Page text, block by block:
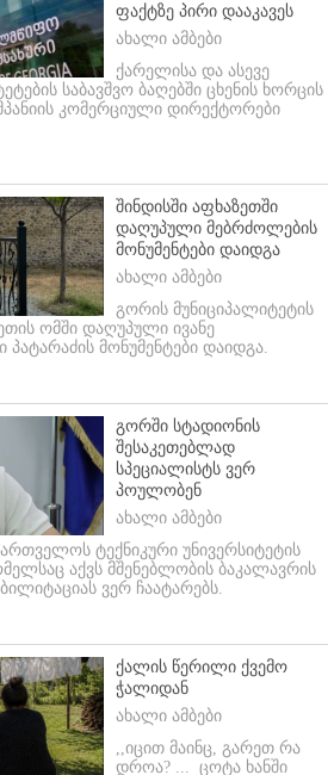
ფაქტზე პირი დააკავეს
ახალი ამბები
ქარელისა და ასევე
საბავშვო ბაღებში ცხენის ხორცის
კომერციული დირექტორები
შინდისში აფხაზეთში
დაღუპული მებრძოლების
მონუმენტები დაიდგა
ახალი ამბები
გორის მუნიციპალიტეტის
ომში დაღუპული ივანე
მონუმენტები დაიდგა.
გორში სტადიონის
შესაკეთებლად
სპეციალისტს ვერ
პოულობენ
ახალი ამბები
ტექნიკური უნივერსიტეტის
აქვს მშენებლობის ბაკალავრის
ვერ ჩაატარებს.
ქალის წერილი ქვემო
ჭალიდან
ახალი ამბები
,,იცით მაინც, გარეთ რა
დროა? ... ცოტა ხანში